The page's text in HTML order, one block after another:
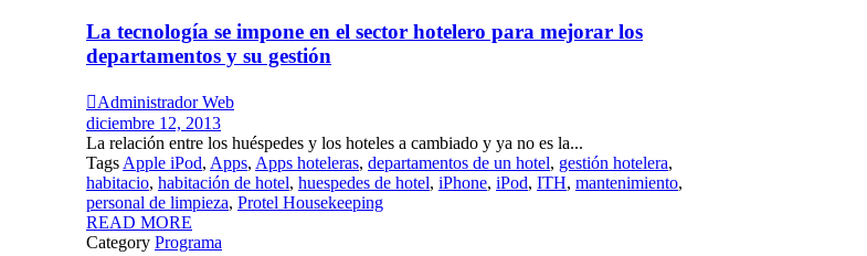
La tecnología se impone en el sector hotelero para mejorar los
departamentos y su gestión
Administrador Web
diciembre 12, 2013
La relación entre los huéspedes y los hoteles a cambiado y ya no es la...
Tags Apple iPod, Apps, Apps hoteleras, departamentos de un hotel, gestión hotelera,
habitacio, habitación de hotel, huespedes de hotel, iPhone, iPod, ITH, mantenimiento,
personal de limpieza, Protel Housekeeping
READ MORE
Category Programa